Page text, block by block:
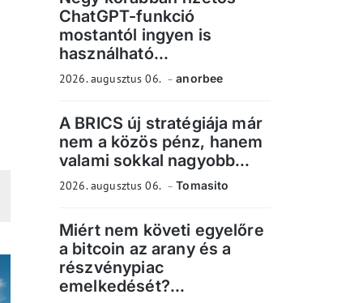
ChatGPT-funkció
mostantól ingyen is
használható...
2026. augusztus 06. anorbee
A BRICS új stratégiája már
nem a közös pénz, hanem
valami sokkal nagyobb...
2026. augusztus 06. Tomasito
Miért nem követi egyelőre
a bitcoin az arany és a
részvénypiac
emelkedését?...